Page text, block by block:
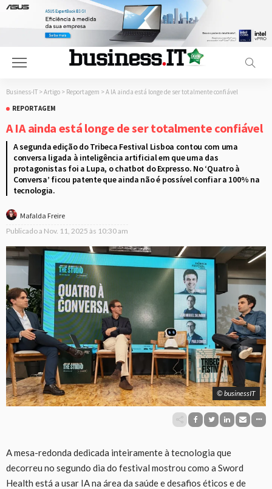
Business-IT > Artigo > Reportagem > A IA ainda está longe de ser totalmente confiável
REPORTAGEM
A IA ainda está longe de ser totalmente confiável
A segunda edição do Tribeca Festival Lisboa contou com uma
conversa ligada à inteligência artificial em que uma das
protagonistas foi a Lupa, o chatbot do Expresso. No ‘Quatro à
Conversa’ ficou patente que ainda não é possível confiar a 100% na
tecnologia.
Mafalda Freire
Publicado a Nov. 11, 2025 às 10:30 am
© businessIT
A mesa-redonda dedicada inteiramente à tecnologia que
decorreu no segundo dia do festival mostrou como a Sword
Health está a usar IA na área da saúde e desafios éticos e de